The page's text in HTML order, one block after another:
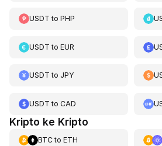
USDT to PHP
USDT to EUR
USDT to JPY
USDT to CAD
Kripto ke Kripto
BTCto ETH